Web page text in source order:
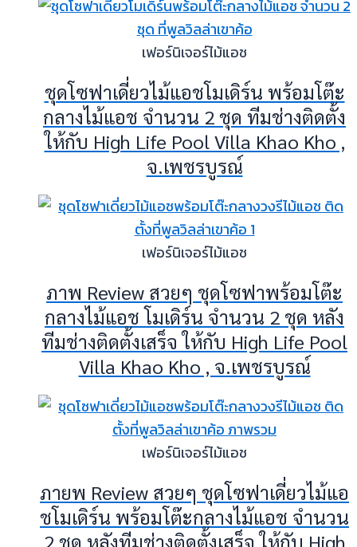
เฟอร์นิเจอร์ไม้แอช
ชุดโซฟาเดี่ยวไม้แอชโมเดิร์น พร้อมโต๊ะ
กลางไม้แอช จำนวน 2 ชุด ทีมช่างติดตั้ง
ให้กับ High Life Pool Villa Khao Kho ,
จ.เพชรบูรณ์
เฟอร์นิเจอร์ไม้แอช
ภาพ Review สวยๆ ชุดโซฟาพร้อมโต๊ะ
กลางไม้แอช โมเดิร์น จำนวน 2 ชุด หลัง
ทีมช่างติดตั้งเสร็จ ให้กับ High Life Pool
Villa Khao Kho , จ.เพชรบูรณ์
เฟอร์นิเจอร์ไม้แอช
ภายพ Review สวยๆ ชุดโซฟาเดี่ยวไม้แอ
ชโมเดิร์น พร้อมโต๊ะกลางไม้แอช จำนวน
2 ชุด หลังทีมช่างติดตั้งเสร็จ ให้กับ High